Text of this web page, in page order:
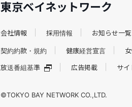
東京ベイネットワーク
会社情報 採用情報 お知らせ一覧
契約約款・規約 健康経営宣言
放送番組基準 広告掲載 サイ
©TOKYO BAY NETWORK CO.,LTD.